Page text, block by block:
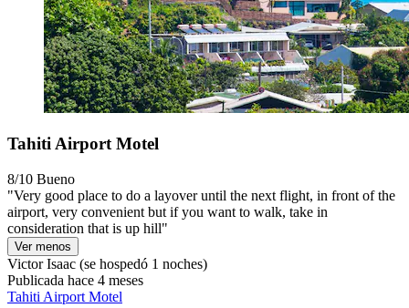
Tahiti Airport Motel
8/10 Bueno
"Very good place to do a layover until the next flight, in front of the
airport, very convenient but if you want to walk, take in
consideration that is up hill"
Ver menos
Victor Isaac (se hospedó 1 noches)
Publicada hace 4 meses
Tahiti Airport Motel